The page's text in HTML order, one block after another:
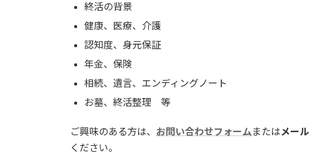
終活の背景
健康、医療、介護
認知度、身元保証
年金、保険
相続、遺言、エンディングノート
お墓、終活整理 等
ご興味のある方は、 お問い合わせフォーム またはメール
ください。